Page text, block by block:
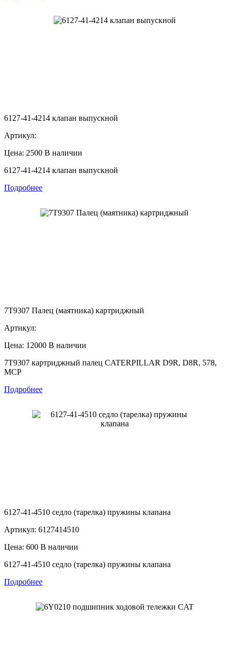
6127-41-4214 клапан выпускной
Артикул:
Цена: 2500 В наличии
6127-41-4214 клапан выпускной
Подробнее
7T9307 Палец (маятника) картриджный
Артикул:
Цена: 12000 В наличии
7T9307 картриджный палец CATERPILLAR D9R, D8R, 578,
MCP
Подробнее
6127-41-4510 седло (тарелка) пружины клапана
Артикул: 6127414510
Цена: 600 В наличии
6127-41-4510 седло (тарелка) пружины клапана
Подробнее